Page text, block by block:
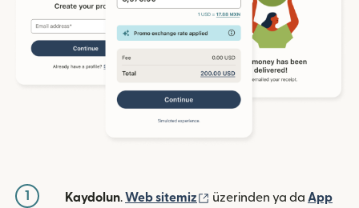
1 Kaydolun.Web sitemiz (yeni pencerede açılır)
üzerinden ya da App